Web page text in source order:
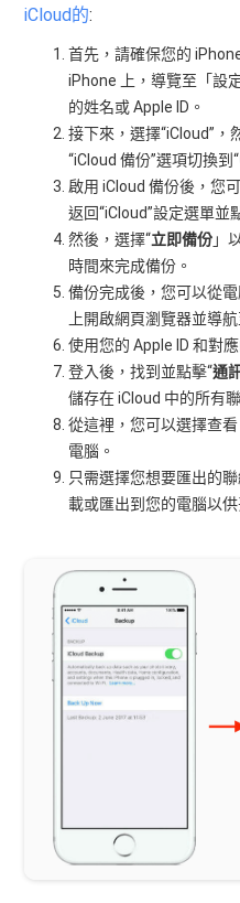
iCloud的:
首先，請確保您的
iPhone 上，導覽至「設
的姓名或 Apple ID。
接下來，選擇“iCloud”，
“iCloud 備份”選項切換到“
啟用 iCloud 備份後，您
返回“iCloud”設定選單並
然後，選擇“立即備份」
時間來完成備份。
備份完成後，您可以從
上開啟網頁瀏覽器並導
使用您的 Apple ID 和對
登入後，找到並點擊“通
儲存在 iCloud 中的所有
從這裡，您可以選擇查
電腦。
只需選擇您想要匯出的
載或匯出到您的電腦以供